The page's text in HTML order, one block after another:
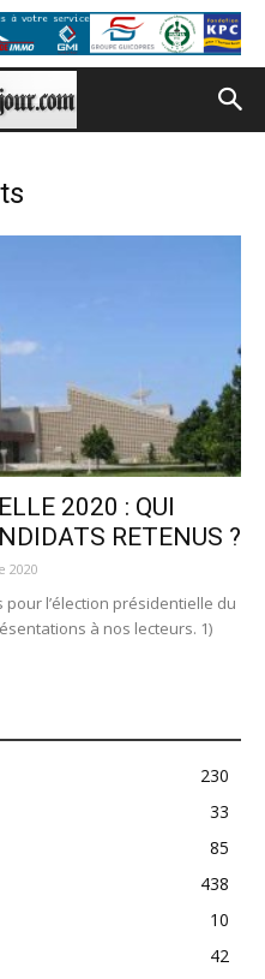
2020 : QUI
RETENUS ?
2020
l’élection présidentielle du
à nos lecteurs. 1)
230
33
85
438
10
42